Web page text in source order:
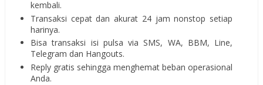
kembali.
Transaksi cepat dan akurat 24 jam nonstop setiap
harinya.
Bisa transaksi isi pulsa via SMS, WA, BBM, Line,
Telegram dan Hangouts.
Reply gratis sehingga menghemat beban operasional
Anda.